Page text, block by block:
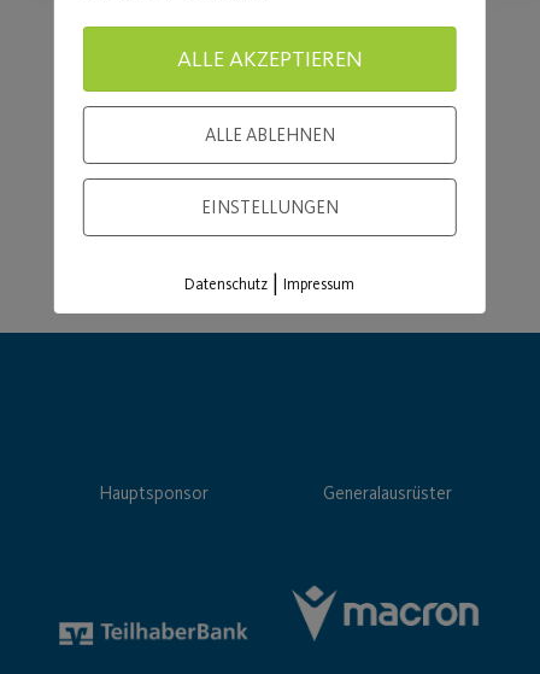
Load More
Hauptsponsor Generalausrüster
ALLE AKZEPTIEREN
ALLE ABLEHNEN
EINSTELLUNGEN
Datenschutz |Impressum